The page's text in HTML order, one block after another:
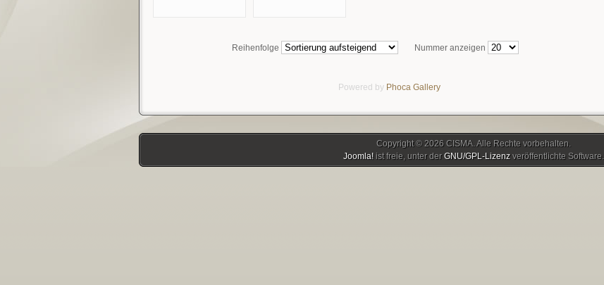
Reihenfolge Nummer anzeigen
Powered by Phoca Gallery
Copyright © 2026 CISMA. Alle Rechte vorbehalten.
Joomla! ist freie, unter derGNU/GPL-Lizenz veröffentlichte Software.